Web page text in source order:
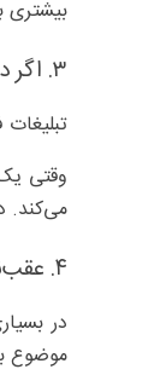
بیشتری
۳. اگر دیده نشوید، به‌تدریج فراموش می‌شوید
وقتی
می‌کند.
۴. عقب‌نشینی رقبا می‌تواند فرصت شما باشد
در
موضوع